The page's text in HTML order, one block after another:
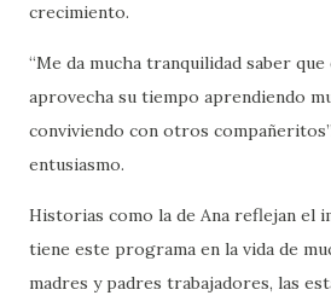
crecimiento.
“Me da mucha tranquilidad saber que
aprovecha su tiempo aprendiendo
conviviendo con otros
entusiasmo.
Historias como la de Ana reflejan el
tiene este programa en la vida de
madres y padres trabajadores, las